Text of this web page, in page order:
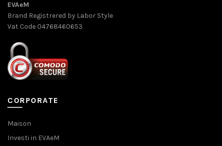
EVAeM
Brand Registrered by Labor Style
Vat Code 04768460653
CORPORATE
Maison
Investi in EVAeM